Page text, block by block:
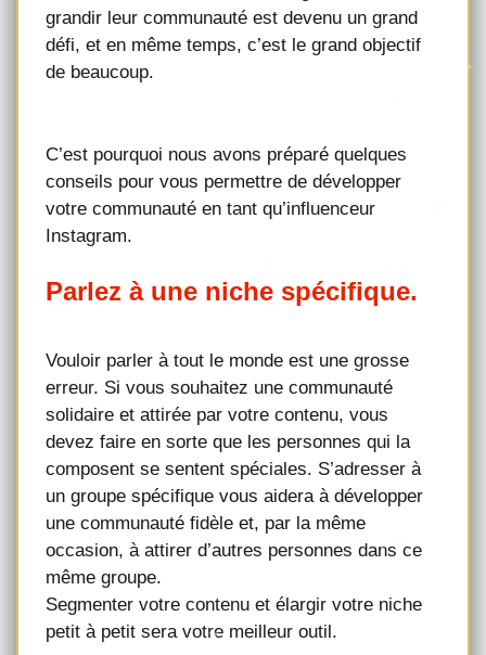
grandir leur communauté est devenu un grand
défi, et en même temps, c’est le grand objectif
de beaucoup.
C’est pourquoi nous avons préparé quelques
conseils pour vous permettre de développer
votre communauté en tant qu’influenceur
Instagram.
Parlez à une niche spécifique.
Vouloir parler à tout le monde est une grosse
erreur. Si vous souhaitez une communauté
solidaire et attirée par votre contenu, vous
devez faire en sorte que les personnes qui la
composent se sentent spéciales. S’adresser à
un groupe spécifique vous aidera à développer
une communauté fidèle et, par la même
occasion, à attirer d’autres personnes dans ce
même groupe.
Segmenter votre contenu et élargir votre niche
petit à petit sera votre meilleur outil.